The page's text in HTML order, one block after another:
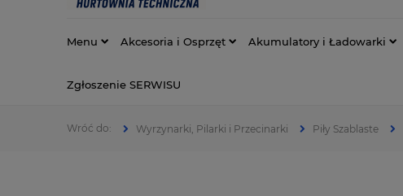
Menu Akcesoria i Osprzęt Akumulatory i Ładowarki
Zgłoszenie SERWISU
Wyrzynarki, Pilarki i Przecinarki Piły Szablaste